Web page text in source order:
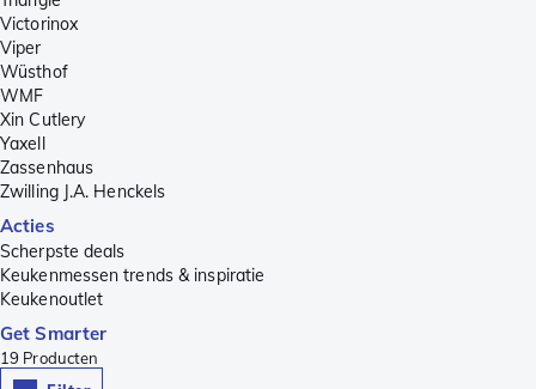
Victorinox
Viper
Wüsthof
WMF
Xin Cutlery
Yaxell
Zassenhaus
Zwilling J.A. Henckels
Acties
Scherpste deals
Keukenmessen trends & inspiratie
Keukenoutlet
Get Smarter
19 Producten